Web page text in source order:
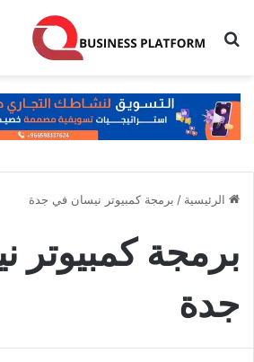
بحث عن
الرئيسية / برمجة كمبيوتر نيسان في جدة
برمجة كمبيوتر
جدة